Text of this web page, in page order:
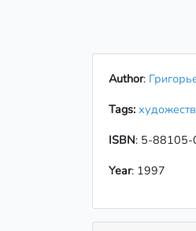
Author:
Tags:
ISBN: 5-
Year: 1997